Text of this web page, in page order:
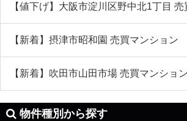
【値下げ】大阪市淀川区野中北1丁目
【新着】摂津市昭和園 売買マンション
【新着】吹田市山田市場 売買マンション
物件種別から探す